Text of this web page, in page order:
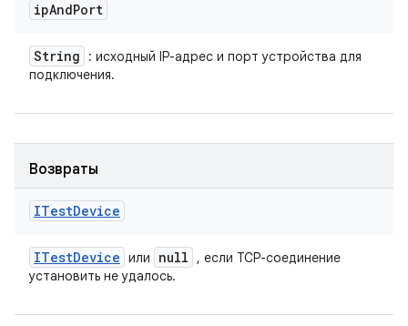
ipAndPort
String
: исходный IP-адрес и порт устройства для
подключения.
Возвраты
ITestDevice
ITestDevice или null
, если TCP-соединение
установить не удалось.